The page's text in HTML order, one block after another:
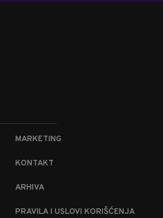
MARKETING
KONTAKT
ARHIVA
PRAVILA I USLOVI KORIŠĆENJA